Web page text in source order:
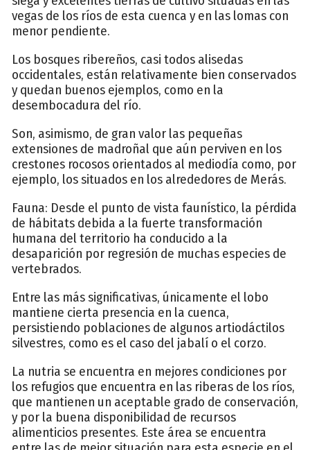
vegas de los ríos de esta cuenca y en las lomas con
menor pendiente.
Los bosques ribereños, casi todos alisedas
occidentales, están relativamente bien conservados
y quedan buenos ejemplos, como en la
desembocadura del río.
Son, asimismo, de gran valor las pequeñas
extensiones de madroñal que aún perviven en los
crestones rocosos orientados al mediodía como, por
ejemplo, los situados en los alrededores de Merás.
Fauna: Desde el punto de vista faunístico, la pérdida
de hábitats debida a la fuerte transformación
humana del territorio ha conducido a la
desaparición por regresión de muchas especies de
vertebrados.
Entre las más significativas, únicamente el lobo
mantiene cierta presencia en la cuenca,
persistiendo poblaciones de algunos artiodáctilos
silvestres, como es el caso del jabalí o el corzo.
La nutria se encuentra en mejores condiciones por
los refugios que encuentra en las riberas de los ríos,
que mantienen un aceptable grado de conservación,
y por la buena disponibilidad de recursos
alimenticios presentes. Este área se encuentra